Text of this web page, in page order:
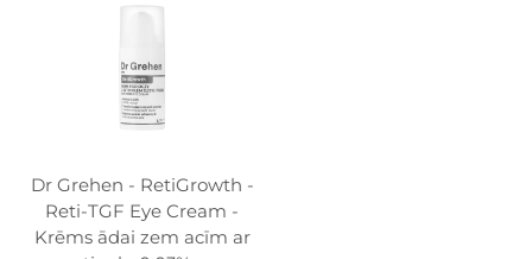
Dr Grehen - RetiGrowth -
Reti-TGF Eye Cream -
Krēms ādai zem acīm ar